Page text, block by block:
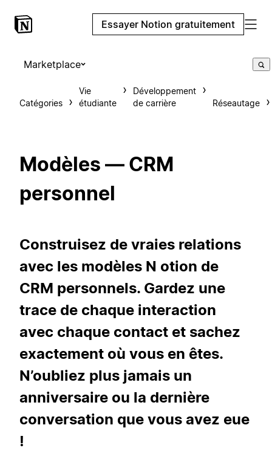
Essayer Notion gratuitement
Marketplace
Catégories
Vie
étudiante
Développement
de carrière
Réseautage
Modèles — CRM
personnel
Construisez de vraies relations
avec les modèles N otion de
CRM personnels. Gardez une
trace de chaque interaction
avec chaque contact et sachez
exactement où vous en êtes.
N’oubliez plus jamais un
anniversaire ou la dernière
conversation que vous avez eue
!